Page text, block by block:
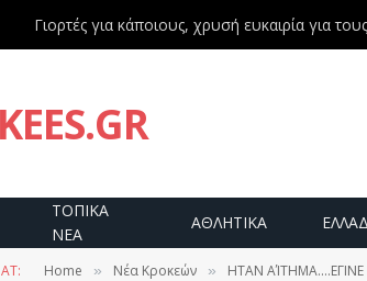
Γιορτές για κάποιους, χρυσή ευκαιρία για
KEES.GR
ΤΟΠΙΚΑ
ΝΕΑ
ΑΘΛΗΤΙΚΑ
Home » Νέα Κροκεών » ΗΤΑΝ